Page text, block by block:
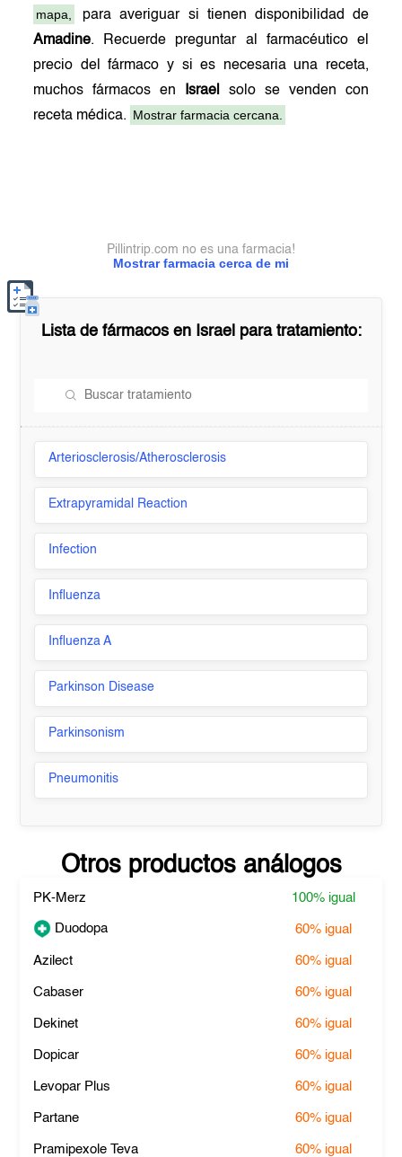
mapa,
para averiguar si tienen disponibilidad de
Amadine. Recuerde preguntar al farmacéutico el
precio del fármaco y si es necesaria una receta,
muchos fármacos en
Israel
solo se venden con
receta médica. Mostrar farmacia cercana.
Mostrar farmacia cerca de mi
Pillintrip.com no es una farmacia!
Lista de fármacos en Israel para tratamiento:
Arteriosclerosis/Atherosclerosis
Extrapyramidal Reaction
Infection
Influenza
Influenza A
Parkinson Disease
Parkinsonism
Pneumonitis
Otros productos análogos
PK-Merz 100% igual
Duodopa 60% igual
Azilect 60% igual
Cabaser 60% igual
Dekinet 60% igual
Dopicar 60% igual
Levopar Plus 60% igual
Partane 60% igual
Pramipexole Teva 60% igual